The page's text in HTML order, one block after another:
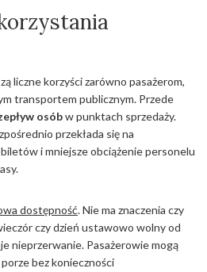
liczne korzyści zarówno pasażerom,
transportem publicznym. Przede
osóbw punktach sprzedaży.
przekłada się na
i mniejsze obciążenie personelu
dostępność. Nie ma znaczenia czy
czy dzień ustawowo wolny od
nieprzerwanie. Pasażerowie mogą
bez konieczności